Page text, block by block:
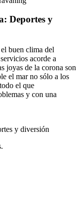
Deportes y
buen clima del
acorde a
joyas de la corona son
el mar no sólo a los
el que
y con una